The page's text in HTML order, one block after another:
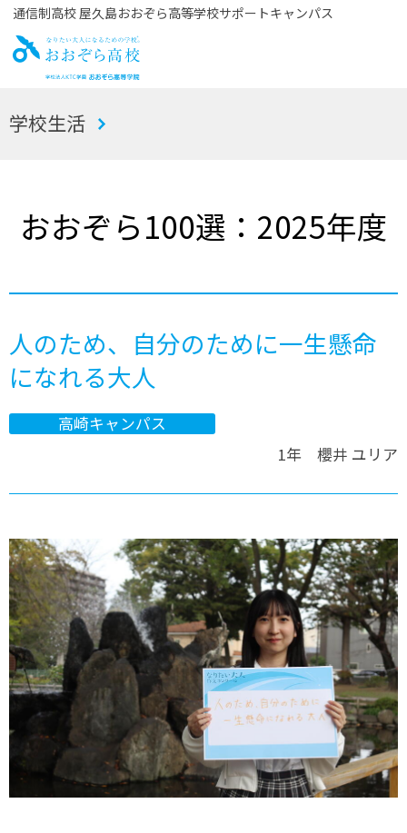
通信制高校 屋久島おおぞら高等学校サポートキャンパス
お
学校生活
おおぞら100選：2025年度
人のため、自分のために一生懸命
になれる大人
高崎キャンパス
1年 櫻井 ユリア